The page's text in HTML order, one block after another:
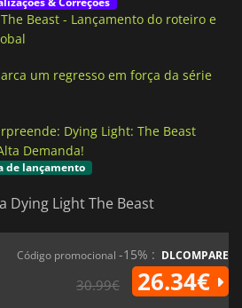
Beast - Lançamento do roteiro e
um regresso em força da série
Dying Light: The Beast
Demanda!
de lançamento
Dying Light The Beast
Código promocional -15% : DLCOMPARE
30.99€ 26.34€